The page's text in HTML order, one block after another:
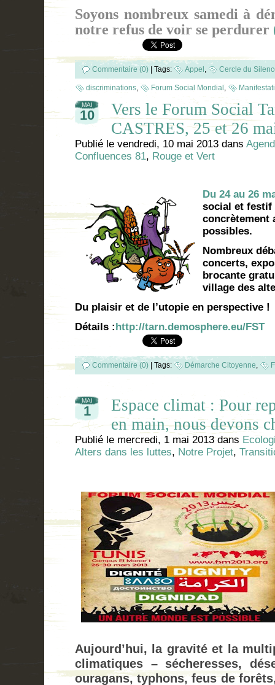
Soyons nombreux samedi à
notre refus de voir se perdurer
Commentaire (0) Tags: Appel , Cercle du
discriminations, Forum Social Mondial ,
MAI
10
Vers le Forum Social
CASTRES, 25 et 26
Publié le vendredi, 10 mai 2013 dans
Confluences 81, Rouge et Vert
Du 24 au 26
social et festif
concrètement
possibles.
Nombreux
concerts,
brocante
village des
Du plaisir et de l’utopie en perspective !
Détails :http://tarn.demosphere.eu/FST
Commentaire (0) Tags: Démarche Citoyenne,
MAI
1
Espace climat : Pour
en main, nous devons
Publié le mercredi, 1 mai 2013dans
Alters dans les luttes, Notre Projet,
Aujourd’hui, la gravité et la
climatiques – sécheresses,
ouragans, typhons, feus de